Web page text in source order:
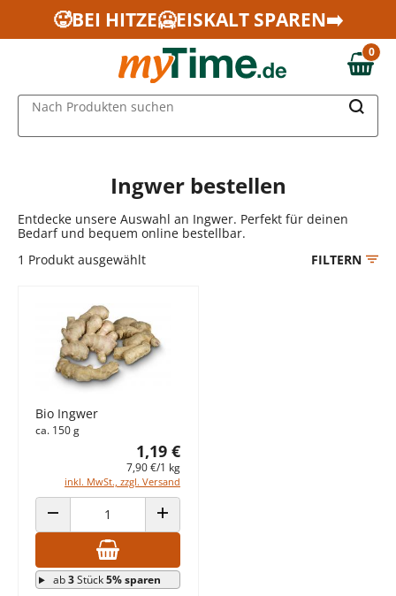
Zum Hauptinhalt springen
Zur Navigation springen
Zur Suche springen
🥵BEI HITZE🥶EISKALT SPAREN➡️
0,00 €
0
Nach Produkten suchen
Ingwer bestellen
Entdecke unsere Auswahl an Ingwer. Perfekt für deinen
Bedarf und bequem online bestellbar.
1 Produkt ausgewählt FILTERN
Bio Ingwer
ca. 150 g
1,19 €
7,90 €/1 kg
inkl. MwSt., zzgl. Versand
ANZAHL VERRINGERN ANZAHL ERHÖHEN
ab3Stück5% sparen